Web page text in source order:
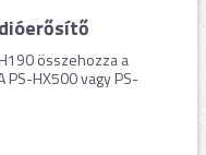
összehozza a
PS-HX500 vagy PS-